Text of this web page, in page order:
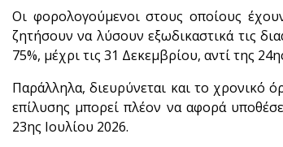
Οι φορολογούμενοι στους οποίους
ζητήσουν να λύσουν εξωδικαστικά τις
75%, μέχρι τις 31 Δεκεμβρίου, αντί της
Παράλληλα, διευρύνεται και το χρονικό
επίλυσης μπορεί πλέον να αφορά
23ης Ιουλίου 2026.